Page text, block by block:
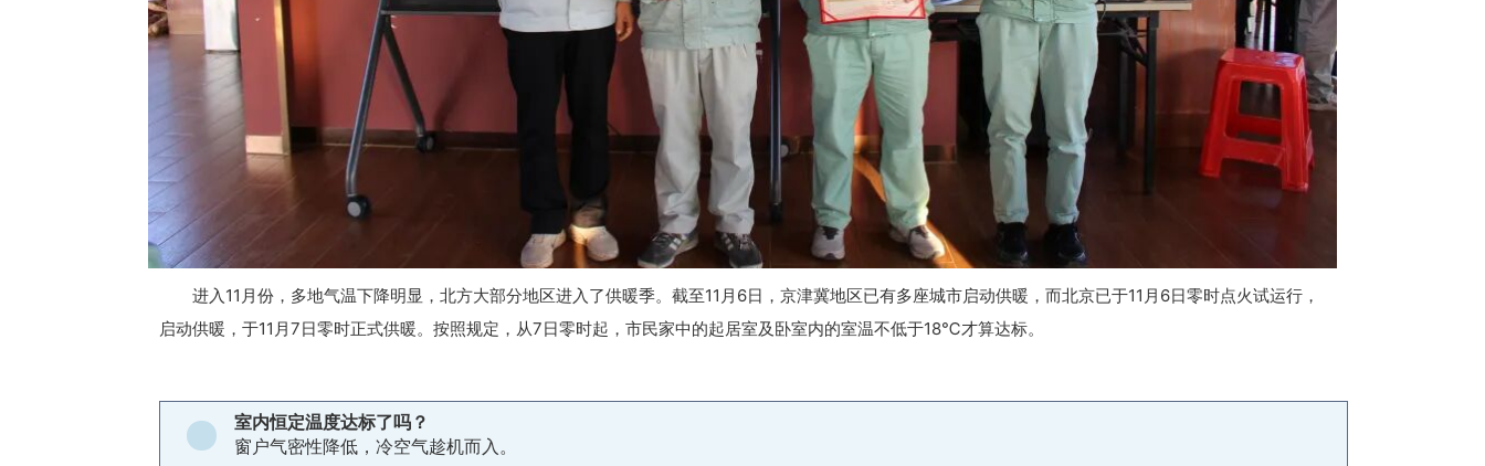
进入11月份，多地气温下降明显，北方大部分地区进入了供暖季。截至11月6日，京津冀地区已有多座城市启动供暖，而北京已于11月6日零时点火试运行，
启动供暖，于11月7日零时正式供暖。按照规定，从7日零时起，市民家中的起居室及卧室内的室温不低于18℃才算达标。
室内恒定温度达标了吗？
窗户气密性降低，冷空气趁机而入。